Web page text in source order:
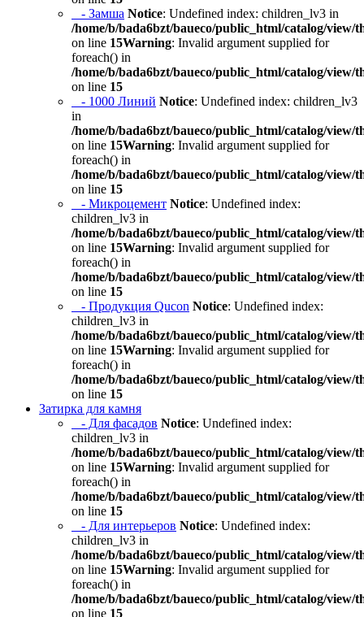
- Замша Notice: Undefined index: children_lv3 in
/home/b/bada6bzt/baueco/public_html/catalog/view/
on line 15Warning: Invalid argument supplied for
foreach() in
/home/b/bada6bzt/baueco/public_html/catalog/view/
on line 15
- 1000 Линий Notice: Undefined index: children_lv3
in
/home/b/bada6bzt/baueco/public_html/catalog/view/
on line 15Warning: Invalid argument supplied for
foreach() in
/home/b/bada6bzt/baueco/public_html/catalog/view/
on line 15
- Микроцемент Notice: Undefined index:
children_lv3 in
/home/b/bada6bzt/baueco/public_html/catalog/view/
on line 15Warning: Invalid argument supplied for
foreach() in
/home/b/bada6bzt/baueco/public_html/catalog/view/
on line 15
- Продукция Qucon Notice: Undefined index:
children_lv3 in
/home/b/bada6bzt/baueco/public_html/catalog/view/
on line 15Warning: Invalid argument supplied for
foreach() in
/home/b/bada6bzt/baueco/public_html/catalog/view/
on line 15
Затирка для камня
- Для фасадов Notice: Undefined index:
children_lv3 in
/home/b/bada6bzt/baueco/public_html/catalog/view/
on line 15Warning: Invalid argument supplied for
foreach() in
/home/b/bada6bzt/baueco/public_html/catalog/view/
on line 15
- Для интерьеров Notice: Undefined index:
children_lv3 in
/home/b/bada6bzt/baueco/public_html/catalog/view/
on line 15Warning: Invalid argument supplied for
foreach() in
/home/b/bada6bzt/baueco/public_html/catalog/view/
on line 15